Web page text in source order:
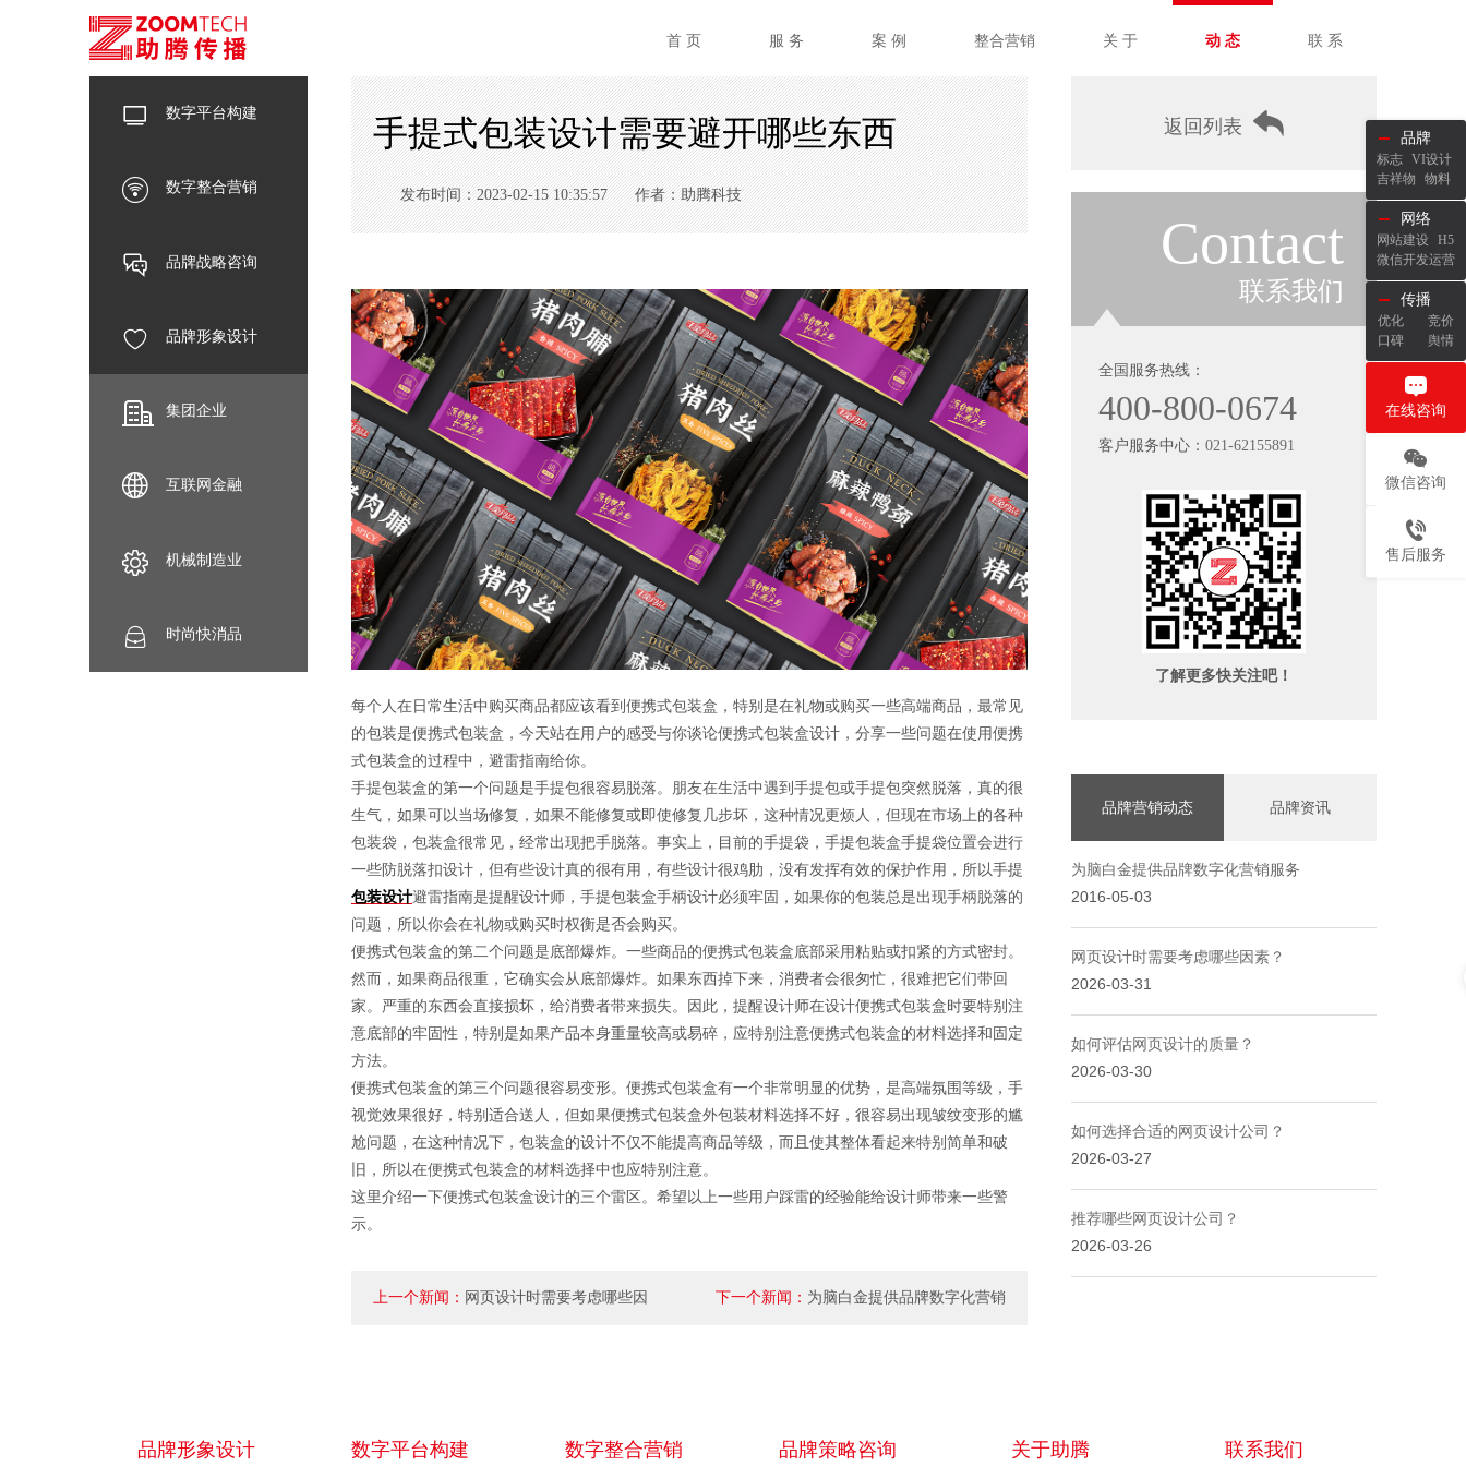
首 页 服 务 案 例 整合营销 关 于 动 态 联 系
数字平台构建
数字整合营销
品牌战略咨询
品牌形象设计
集团企业
互联网金融
机械制造业
时尚快消品
手提式包装设计需要避开哪些东西
发布时间：2023-02-15 10:35:57 作者：助腾科技
每个人在日常生活中购买商品都应该看到便携式包装盒，特别是在礼物或购买一些高端商品，最常见
的包装是便携式包装盒，今天站在用户的感受与你谈论便携式包装盒设计，分享一些问题在使用便携
式包装盒的过程中，避雷指南给你。
手提包装盒的第一个问题是手提包很容易脱落。朋友在生活中遇到手提包或手提包突然脱落，真的很
生气，如果可以当场修复，如果不能修复或即使修复几步坏，这种情况更烦人，但现在市场上的各种
包装袋，包装盒很常见，经常出现把手脱落。事实上，目前的手提袋，手提包装盒手提袋位置会进行
一些防脱落扣设计，但有些设计真的很有用，有些设计很鸡肋，没有发挥有效的保护作用，所以手提
包装设计避雷指南是提醒设计师，手提包装盒手柄设计必须牢固，如果你的包装总是出现手柄脱落的
问题，所以你会在礼物或购买时权衡是否会购买。
便携式包装盒的第二个问题是底部爆炸。一些商品的便携式包装盒底部采用粘贴或扣紧的方式密封。
然而，如果商品很重，它确实会从底部爆炸。如果东西掉下来，消费者会很匆忙，很难把它们带回
家。严重的东西会直接损坏，给消费者带来损失。因此，提醒设计师在设计便携式包装盒时要特别注
意底部的牢固性，特别是如果产品本身重量较高或易碎，应特别注意便携式包装盒的材料选择和固定
方法。
便携式包装盒的第三个问题很容易变形。便携式包装盒有一个非常明显的优势，是高端氛围等级，手
视觉效果很好，特别适合送人，但如果便携式包装盒外包装材料选择不好，很容易出现皱纹变形的尴
尬问题，在这种情况下，包装盒的设计不仅不能提高商品等级，而且使其整体看起来特别简单和破
旧，所以在便携式包装盒的材料选择中也应特别注意。
这里介绍一下便携式包装盒设计的三个雷区。希望以上一些用户踩雷的经验能给设计师带来一些警
示。
上一个新闻： 网页设计时需要考虑哪些因 下一个新闻： 为脑白金提供品牌数字化营销
返回列表
Contact
联系我们
全国服务热线：
400-800-0674
客户服务中心： 021-62155891
了解更多快关注吧！
品牌营销动态 品牌资讯
为脑白金提供品牌数字化营销服务
2016-05-03
网页设计时需要考虑哪些因素？
2026-03-31
如何评估网页设计的质量？
2026-03-30
如何选择合适的网页设计公司？
2026-03-27
推荐哪些网页设计公司？
2026-03-26
品牌形象设计 数字平台构建 数字整合营销 品牌策略咨询 关于助腾 联系我们
品牌
标志 VI设计
吉祥物
物料
网络
网站建设 H5
微信开发运营
传播
优化
竞价
口碑
舆情
在线咨询
微信咨询
售后服务